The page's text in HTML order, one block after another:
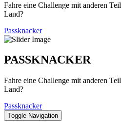
Fahre eine Challenge mit anderen
Land?
Passknacker
PASSKNACKER
Fahre eine Challenge mit anderen
Land?
Passknacker
Toggle Navigation